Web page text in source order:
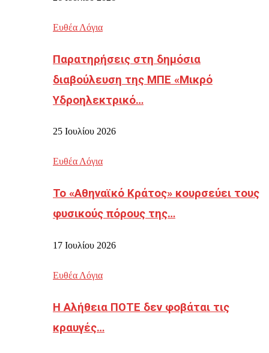
Ευθέα Λόγια
Παρατηρήσεις στη δημόσια
διαβούλευση της ΜΠΕ «Μικρό
Υδροηλεκτρικό…
25 Ιουλίου 2026
Ευθέα Λόγια
Το «Αθηναϊκό Κράτος» κουρσεύει τους
φυσικούς πόρους της…
17 Ιουλίου 2026
Ευθέα Λόγια
Η Αλήθεια ΠΟΤΕ δεν φοβάται τις
κραυγές…